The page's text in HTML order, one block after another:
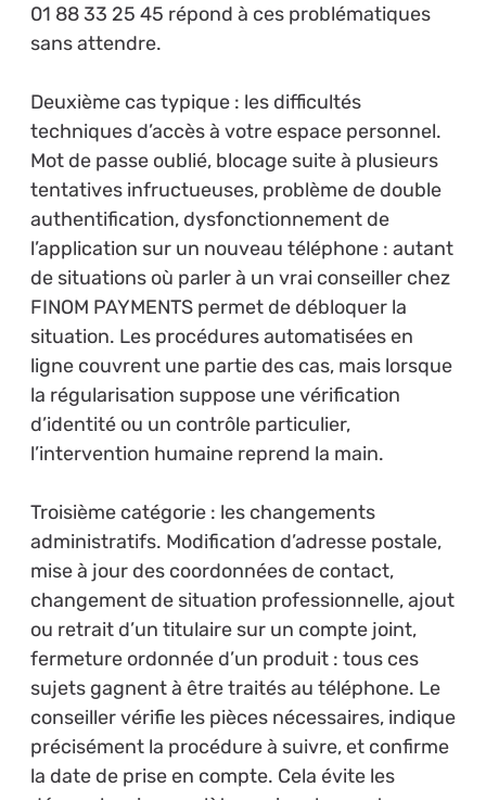
01 88 33 25 45 répond à ces problématiques
sans attendre.
Deuxième cas typique : les difficultés
techniques d’accès à votre espace personnel.
Mot de passe oublié, blocage suite à plusieurs
tentatives infructueuses, problème de double
authentification, dysfonctionnement de
l’application sur un nouveau téléphone : autant
de situations où parler à un vrai conseiller chez
FINOM PAYMENTS permet de débloquer la
situation. Les procédures automatisées en
ligne couvrent une partie des cas, mais lorsque
la régularisation suppose une vérification
d’identité ou un contrôle particulier,
l’intervention humaine reprend la main.
Troisième catégorie : les changements
administratifs. Modification d’adresse postale,
mise à jour des coordonnées de contact,
changement de situation professionnelle, ajout
ou retrait d’un titulaire sur un compte joint,
fermeture ordonnée d’un produit : tous ces
sujets gagnent à être traités au téléphone. Le
conseiller vérifie les pièces nécessaires, indique
précisément la procédure à suivre, et confirme
la date de prise en compte. Cela évite les